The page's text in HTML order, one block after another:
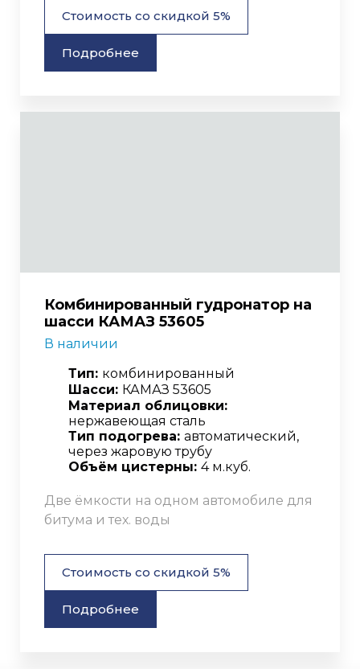
Стоимость со скидкой 5%
Подробнее
Комбинированный гудронатор на
шасси КАМАЗ 53605
В наличии
Тип: комбинированный
Шасси: КАМАЗ 53605
Материал облицовки:
нержавеющая сталь
Тип подогрева: автоматический,
через жаровую трубу
Объём цистерны: 4 м.куб.
Две ёмкости на одном автомобиле для
битума и тех. воды
Стоимость со скидкой 5%
Подробнее